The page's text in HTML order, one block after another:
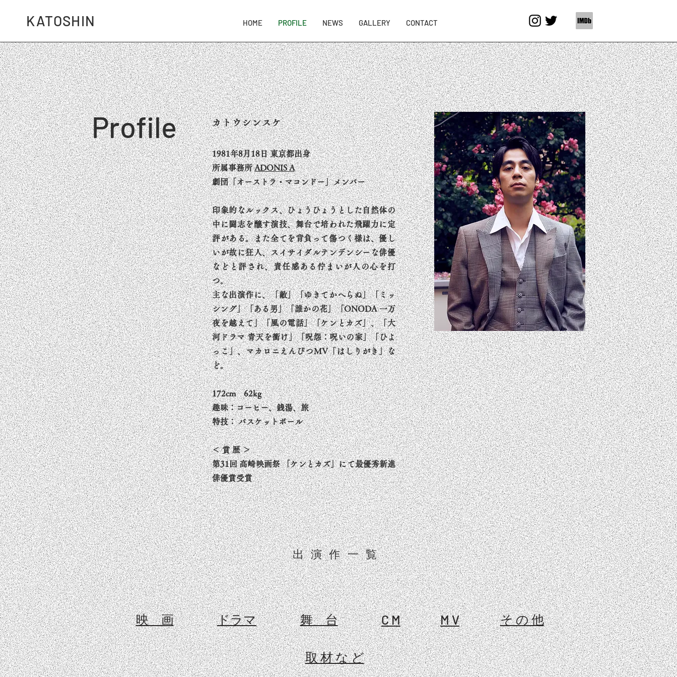
KATOSHIN HOME PROFILE NEWS GALLERY CONTACT
Profile カトウシンスケ
1981年8月18日 東京都出身
所属事務所ADONIS A
劇団「オーストラ・マコンドー」メンバー
印象的なルックス、ひょうひょうとした自然体の
中に闘志を醸す演技、舞台で培われた飛躍力に定
評がある。また全てを背負って傷つく様は、優し
いが故に狂人、スイサイダルテンデンシーな俳優
などと評され、責任感ある佇まいが人の心を打
つ。
主な出演作に、「敵」「ゆきてかへらぬ」「ミッ
シング」「ある男」「誰かの花」「ONODA 一万
夜を越えて」「風の電話」「ケンとカズ」、「大
河ドラマ 青天を衝け」「呪怨：呪いの家」「ひよ
っこ」、マカロニえんぴつMV「はしりがき」な
ど。
172cm 62kg
趣味：コーヒー、銭湯、旅
特技： バスケットボール
＜ 賞 歴 ＞
第31回 高崎映画祭 「ケンとカズ」にて最優秀新進
俳優賞受賞
出演作一覧
映 画 ドラマ 舞 台 C M M V そ の 他
取 材 な ど